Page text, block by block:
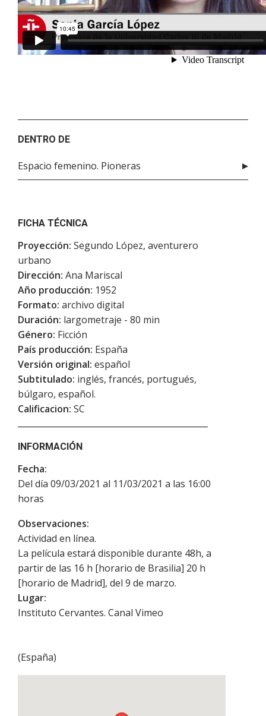
DENTRO DE
Espacio femenino. Pioneras
FICHA TÉCNICA
Proyección: Segundo López, aventurero
urbano
Dirección: Ana Mariscal
Año producción: 1952
Formato: archivo digital
Duración: largometraje - 80 min
Género: Ficción
País producción: España
Versión original: español
Subtitulado: inglés, francés, portugués,
búlgaro, español.
Calificacion: SC
INFORMACIÓN
Fecha:
Del día 09/03/2021 al 11/03/2021 a las 16:00
horas
Observaciones:
Actividad en línea.
La película estará disponible durante 48h, a
partir de las 16 h [horario de Brasilia] 20 h
[horario de Madrid], del 9 de marzo.
Lugar:
Instituto Cervantes. Canal Vimeo
(España)